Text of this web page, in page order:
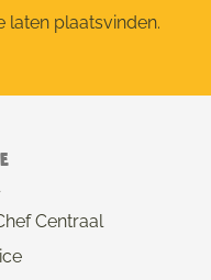
laten plaatsvinden.
Centraal